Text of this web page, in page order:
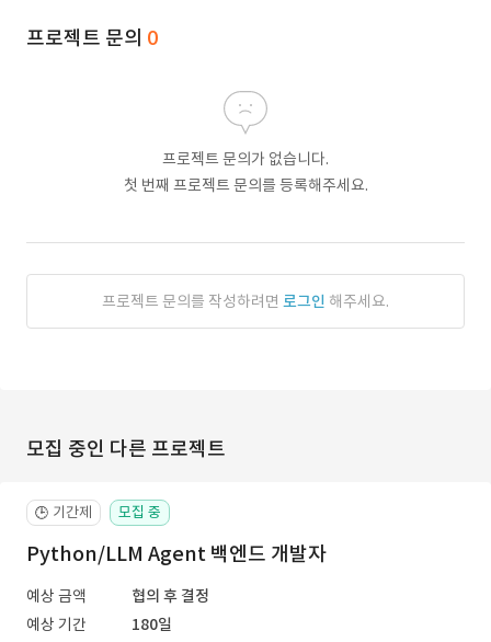
프로젝트 문의 0
프로젝트 문의가 없습니다.
첫 번째 프로젝트 문의를 등록해주세요.
프로젝트 문의를 작성하려면 로그인 해주세요.
모집 중인 다른 프로젝트
🕒 기간제 모집 중
Python/LLM Agent 백엔드 개발자
예상 금액
협의 후 결정
예상 기간
180일